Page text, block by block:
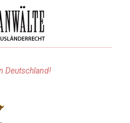
Deutschland!